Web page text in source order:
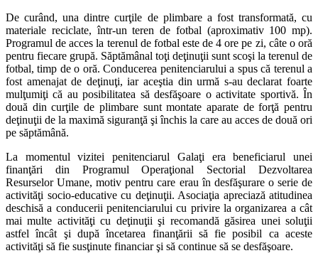
De curând, una dintre curţile de plimbare a fost transformată, cu
materiale reciclate, într-un teren de fotbal (aproximativ 100 mp).
Programul de acces la terenul de fotbal este de 4 ore pe zi, câte o oră
pentru fiecare grupă. Săptămânal toţi deţinuţii sunt scoşi la terenul de
fotbal, timp de o oră. Conducerea penitenciarului a spus că terenul a
fost amenajat de deţinuţi, iar aceştia din urmă s-au declarat foarte
mulţumiţi că au posibilitatea să desfăşoare o activitate sportivă. În
două din curţile de plimbare sunt montate aparate de forţă pentru
deţinuţii de la maximă siguranţă şi închis la care au acces de două ori
pe săptămână.
La momentul vizitei penitenciarul Galaţi era beneficiarul unei
finanţări din Programul Operaţional Sectorial Dezvoltarea
Resurselor Umane, motiv pentru care erau în desfăşurare o serie de
activităţi socio-educative cu deţinuţii. Asociaţia apreciază atitudinea
deschisă a conducerii penitenciarului cu privire la organizarea a cât
mai multe activităţi cu deţinuţii şi recomandă găsirea unei soluţii
astfel încât şi după încetarea finanţării să fie posibil ca aceste
activităţi să fie susţinute financiar şi să continue să se desfăşoare.